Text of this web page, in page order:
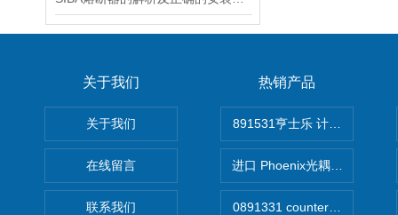
关于我们
关于我们
在线留言
联系我们
热销产品
891531亨士乐 计时器
进口 Phoenix光耦开关